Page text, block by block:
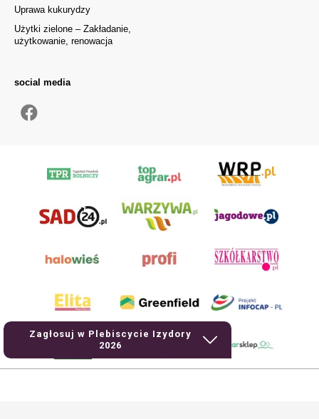
Zagłosuj w Plebiscycie Izydory
2026
Uprawa kukurydzy
Użytki zielone – Zakładanie,
użytkowanie, renowacja
social media